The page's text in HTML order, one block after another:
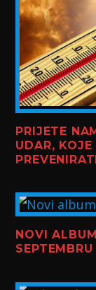
PRIJETE
UDAR,
NOVI
SEPTEMBRU